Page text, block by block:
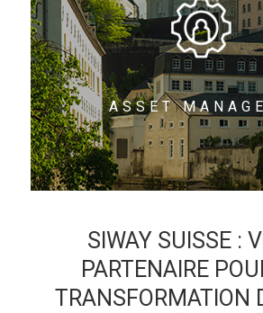
ASSET
SIWAY SUISSE :
PARTENAIRE
TRANSFORMATION